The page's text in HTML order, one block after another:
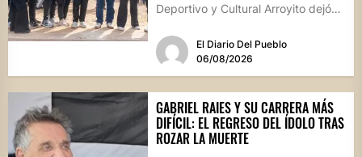
Deportivo y Cultural Arroyito dejó
cancha...El Diario Del Pueblo
06/08/2026
GABRIEL RAIES Y SU CARRERA MÁS
DIFÍCIL: EL REGRESO DEL ÍDOLO TRAS
ROZAR LA MUERTE